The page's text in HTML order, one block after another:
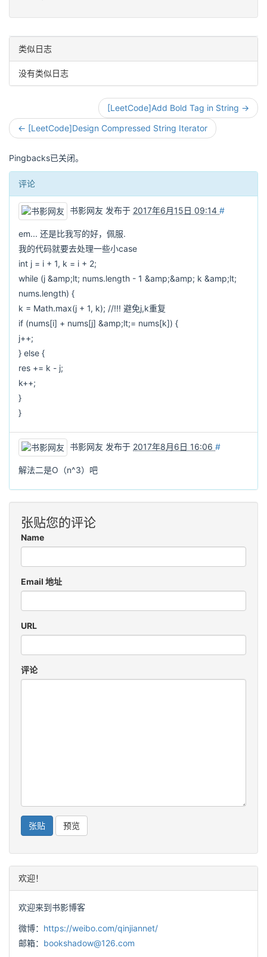
类似日志
没有类似日志
[LeetCode]Add Bold Tag in String →
← [LeetCode]Design Compressed String Iterator
Pingbacks已关闭。
评论
书影网友 发布于 2017年6月15日 09:14 #
em... 还是比我写的好，佩服.
我的代码就要去处理一些小case
int j = i + 1, k = i + 2;
while (j &amp;lt; nums.length - 1 &amp;&amp; k &amp;lt;
nums.length) {
k = Math.max(j + 1, k); //!!! 避免j,k重复
if (nums[i] + nums[j] &amp;lt;= nums[k]) {
j++;
} else {
res += k - j;
k++;
}
}
书影网友 发布于 2017年8月6日 16:06 #
解法二是O（n^3）吧
张贴您的评论
Name
Email 地址
URL
评论
欢迎！
欢迎来到书影博客
微博： https://weibo.com/qinjiannet/
邮箱： bookshadow@126.com